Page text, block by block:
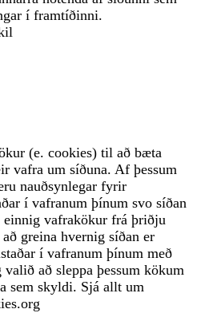
í framtíðinni.
(e. cookies) til að bæta
vafra um síðuna. Af þessum
nauðsynlegar fyrir
í vafranum þínum svo síðan
vafrakökur frá þriðju
greina hvernig síðan er
í vafranum þínum með
að sleppa þessum kökum
sem skyldi. Sjá allt um